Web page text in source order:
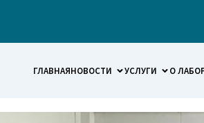
ГЛАВНАЯНОВОСТИ УСЛУГИ О